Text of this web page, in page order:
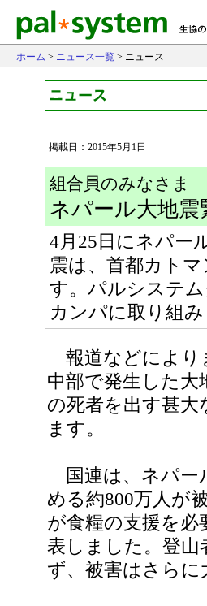
ホーム > ニュース一覧 > ニュース
掲載日：2015年5月1日
組合員のみなさま
ネパール大地
4月25日にネパー
震は、首都カト
す。パルシステ
カンパに取り組
報道などにより
中部で発生した大
の死者を出す甚大
ます。
国連は、ネパー
める約800万人が
が食糧の支援を
表しました。登山
ず、被害はさら